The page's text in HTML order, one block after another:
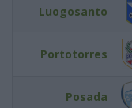
Luogosanto
Portotorres
Posada